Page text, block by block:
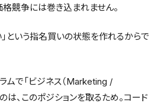
競争には巻き込まれません。
という指名買いの状態を作れるからで
ムで「ビジネス（Marketing /
は、このポジションを取るため。コード